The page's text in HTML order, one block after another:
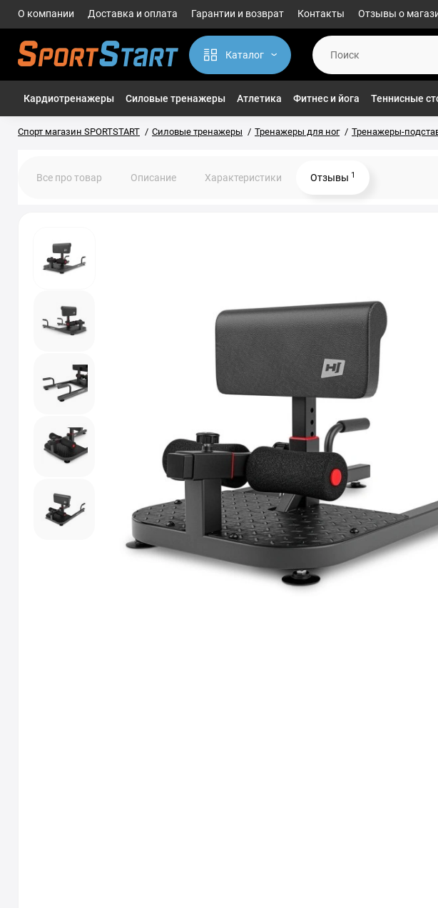
О компании Доставка и оплата Гарантии и возврат Контакты Отзывы о
Каталог
Кардиотренажеры Силовые тренажеры Атлетика Фитнес и йога Теннисные
Спорт магазин SPORTSTART Силовые тренажеры Тренажеры для ног Тренажеры-
Все про товар Описание Характеристики Отзывы 1